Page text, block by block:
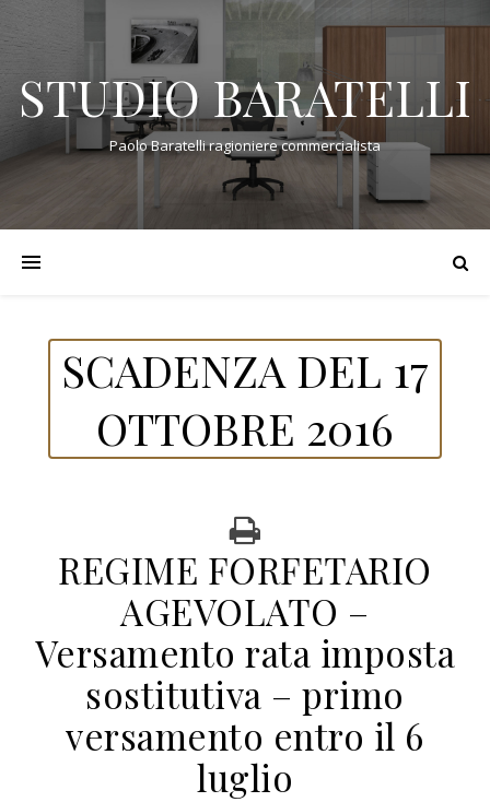
STUDIO BARATELLI
Paolo Baratelli ragioniere commercialista
SCADENZA DEL 17
OTTOBRE 2016
REGIME FORFETARIO
AGEVOLATO –
Versamento rata imposta
sostitutiva – primo
versamento entro il 6
luglio